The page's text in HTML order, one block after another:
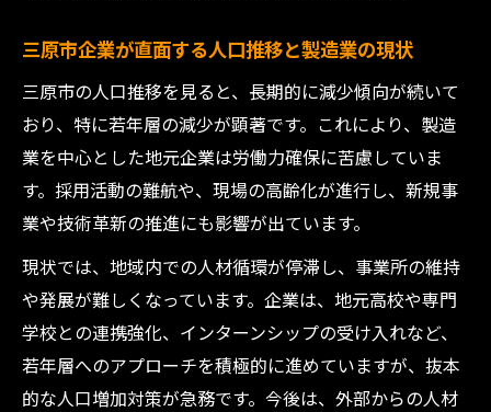
探る
地域経済と製造業の持続的成長への道筋を
考察
人口推移が製造業へ及ぼす影響は何か
人口減少が三原市製造業の雇用に与える影
響
三原市人口推移と製造業の需要変動の関係
性
若者流出による製造業の人材不足と対策を
探る
製造業における人口減少時代の競争力強化
三原市企業が直面する人口推移と製造業の現状
三原市の人口推移を見ると、長期的に減少傾向が続いて
おり、特に若年層の減少が顕著です。これにより、製造
業を中心とした地元企業は労働力確保に苦慮していま
す。採用活動の難航や、現場の高齢化が進行し、新規事
業や技術革新の推進にも影響が出ています。
現状では、地域内での人材循環が停滞し、事業所の維持
や発展が難しくなっています。企業は、地元高校や専門
学校との連携強化、インターンシップの受け入れなど、
若年層へのアプローチを積極的に進めていますが、抜本
的な人口増加対策が急務です。今後は、外部からの人材